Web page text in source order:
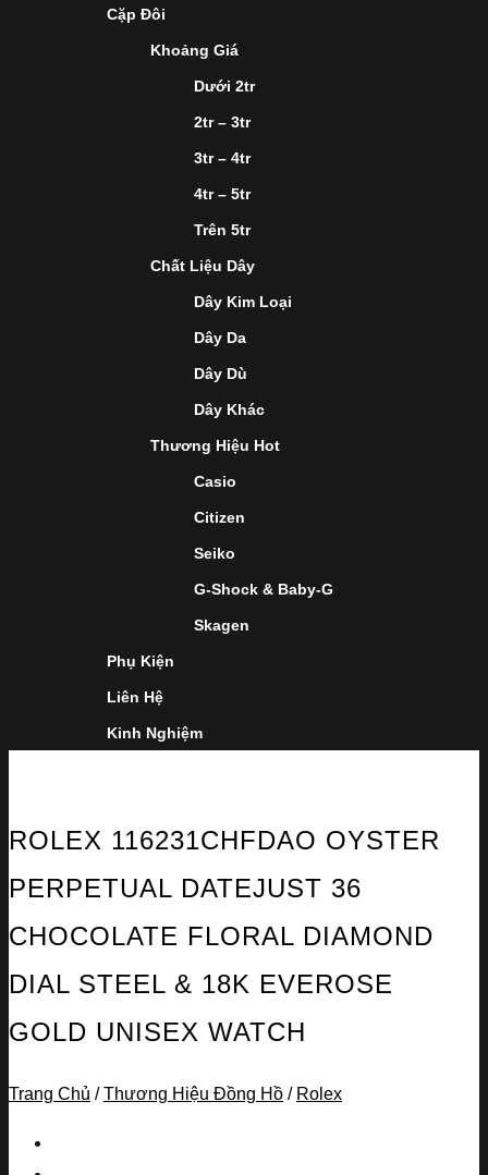
Cặp Đôi
Khoảng Giá
Dưới 2tr
2tr – 3tr
3tr – 4tr
4tr – 5tr
Trên 5tr
Chất Liệu Dây
Dây Kim Loại
Dây Da
Dây Dù
Dây Khác
Thương Hiệu Hot
Casio
Citizen
Seiko
G-Shock & Baby-G
Skagen
Phụ Kiện
Liên Hệ
Kinh Nghiệm
ROLEX 116231CHFDAO OYSTER
PERPETUAL DATEJUST 36
CHOCOLATE FLORAL DIAMOND
DIAL STEEL & 18K EVEROSE
GOLD UNISEX WATCH
Trang Chủ / Thương Hiệu Đồng Hồ / Rolex